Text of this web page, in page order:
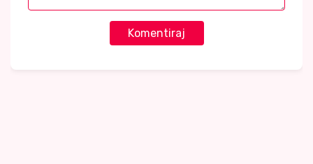
Komentiraj